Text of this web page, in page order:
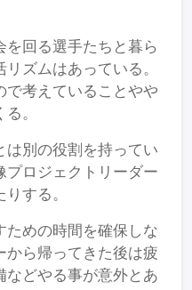
を回る選手たちと暮ら
ズムはあっている。
で考えていることやや
。
は別の役割を持ってい
プロジェクトリーダー
する。
ための時間を確保しな
から帰ってきた後は疲
などやる事が意外とあ